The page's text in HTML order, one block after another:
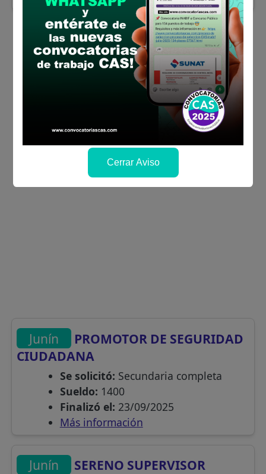
Junín
PROMOTOR DE SEGURIDAD
CIUDADANA
Se solicitó: Secundaria completa
Sueldo: 1400
Finalizó el: 23/09/2025
Más información
Junín SERENO SUPERVISOR
Cerrar Aviso